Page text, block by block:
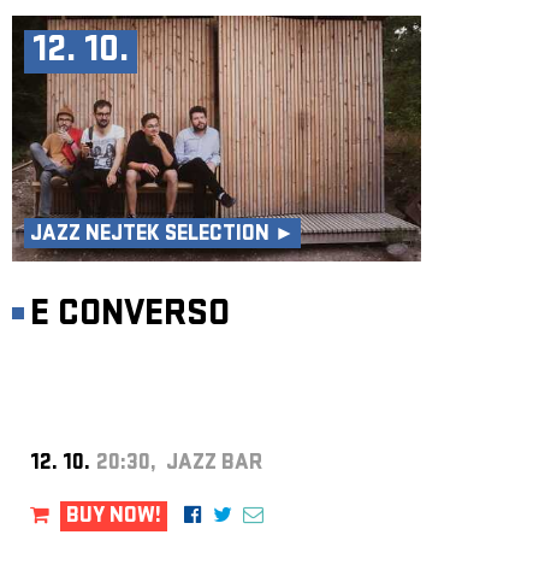
12. 10.
JAZZ NEJTEK SELECTION ►
E CONVERSO
12. 10. 20:30, JAZZ BAR
BUY NOW!